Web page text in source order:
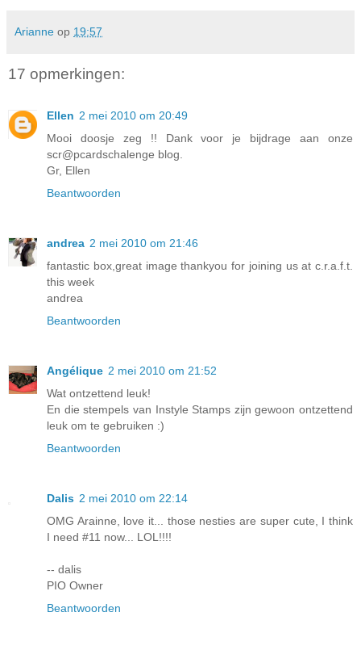
Arianne op 19:57
17 opmerkingen:
Ellen 2 mei 2010 om 20:49
Mooi doosje zeg !! Dank voor je bijdrage aan onze
scr@pcardschalenge blog.
Gr, Ellen
Beantwoorden
andrea 2 mei 2010 om 21:46
fantastic box,great image thankyou for joining us at c.r.a.f.t.
this week
andrea
Beantwoorden
Angélique 2 mei 2010 om 21:52
Wat ontzettend leuk!
En die stempels van Instyle Stamps zijn gewoon ontzettend
leuk om te gebruiken :)
Beantwoorden
Dalis 2 mei 2010 om 22:14
OMG Arainne, love it... those nesties are super cute, I think
I need #11 now... LOL!!!!
-- dalis
PIO Owner
Beantwoorden